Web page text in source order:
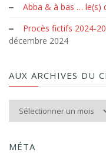
Abba & à bas … le(s)
Procès fictifs 2024-
décembre 2024
AUX ARCHIVES DU
Aux archives du Clud :
MÉTA